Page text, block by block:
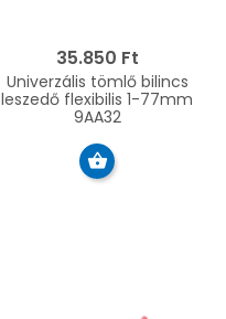
35.850 Ft
Univerzális tömlő bilincs
leszedő flexibilis 1-77mm
9AA32